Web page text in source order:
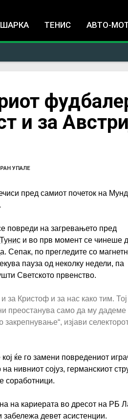
ТЕНИС АВТО-
и за
УПАЛЕ
пред самиот почеток на
повреди на загревањето пред
Тунис и во прв момент се чинеше
Сепак, по прегледите со
пауза од неколку недели, па
Светското првенство.
за Кристоф и за нас како тим.
преостанува само да му
изјави
ќе го замени повредениот
нивниот сојуз, германскиот
соработници.
на кариерата во дресот на РБ
забележа девет асистенции.